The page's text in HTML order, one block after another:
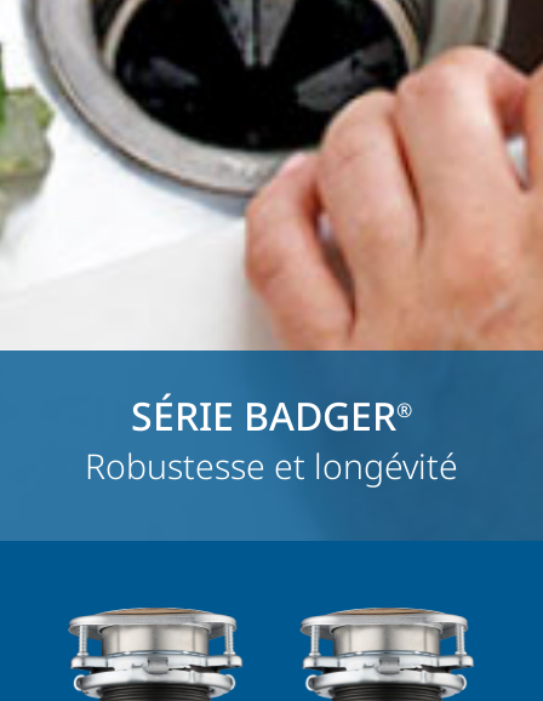
SÉRIE BADGER®
Robustesse et longévité